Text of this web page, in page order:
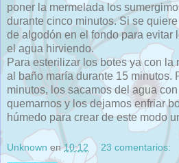
poner la mermelada los
durante cinco minutos. Si se
de algodón en el fondo para evitar
el agua hirviendo.
Para esterilizar los botes ya con la
al baño maría durante 15 minutos.
minutos, los sacamos del agua
quemarnos y los dejamos enfriar
húmedo para crear de este modo
Unknown en10:12 23 comentarios: